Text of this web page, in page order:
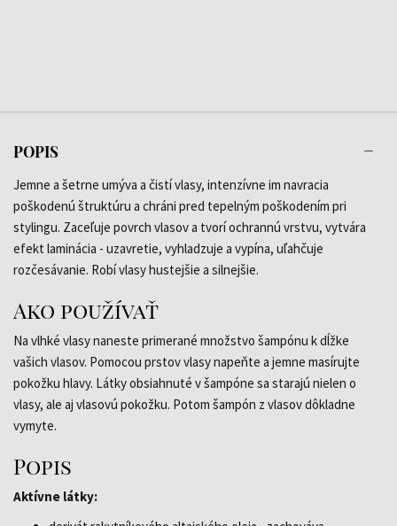
POPIS
Jemne a šetrne umýva a čistí vlasy, intenzívne im navracia
poškodenú štruktúru a chráni pred tepelným poškodením pri
stylingu. Zaceľuje povrch vlasov a tvorí ochrannú vrstvu, vytvára
efekt laminácia - uzavretie, vyhladzuje a vypína, uľahčuje
rozčesávanie. Robí vlasy hustejšie a silnejšie.
Ako používať
Na vlhké vlasy naneste primerané množstvo šampónu k dĺžke
vašich vlasov. Pomocou prstov vlasy napeňte a jemne masírujte
pokožku hlavy. Látky obsiahnuté v šampóne sa starajú nielen o
vlasy, ale aj vlasovú pokožku. Potom šampón z vlasov dôkladne
vymyte.
Popis
Aktívne látky: